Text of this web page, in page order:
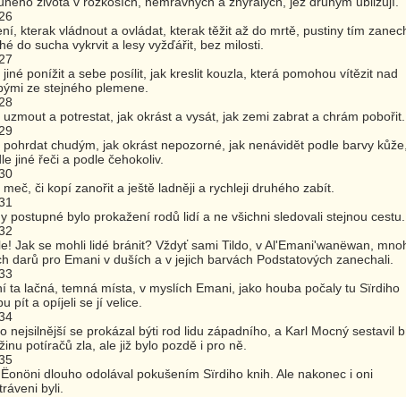
kterak vládnout a ovládat, kterak těžit až do mrtě, pustiny tím
do sucha vykrvit a lesy vyžďářit, bez milosti.
jiné ponížit a sebe posílit, jak kreslit kouzla, která pomohou vítězit nad
ze stejného plemene.
uzmout a potrestat, jak okrást a vysát, jak zemi zabrat a chrám pobořit.
pohrdat chudým, jak okrást nepozorné, jak nenávidět podle barvy kůže,
jiné řeči a podle čehokoliv.
meč, či kopí zanořit a ještě ladněji a rychleji druhého zabít.
postupné bylo prokažení rodů lidí a ne všichni sledovali stejnou cestu.
Jak se mohli lidé bránit? Vždyť sami Tildo, v Al'Emani'wanëwan,
darů pro Emani v duších a v jejich barvách Podstatových zanechali.
ta lačná, temná místa, v myslích Emani, jako houba počaly tu Sïrdiho
pít a opíjeli se jí velice.
nejsilnější se prokázal býti rod lidu západního, a Karl Mocný sestavil
potíračů zla, ale již bylo pozdě i pro ně.
dlouho odolával pokušením Sïrdiho knih. Ale nakonec i oni
byli.